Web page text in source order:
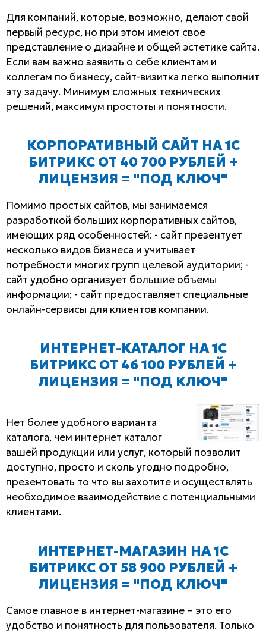
Для компаний, которые, возможно, делают свой
первый ресурс, но при этом имеют свое
представление о дизайне и общей эстетике сайта.
Если вам важно заявить о себе клиентам и
коллегам по бизнесу, сайт-визитка легко выполнит
эту задачу. Минимум сложных технических
решений, максимум простоты и понятности.
КОРПОРАТИВНЫЙ САЙТ НА 1С
БИТРИКС ОТ 40 700 РУБЛЕЙ +
ЛИЦЕНЗИЯ = "ПОД КЛЮЧ"
Помимо простых сайтов, мы занимаемся
разработкой больших корпоративных сайтов,
имеющих ряд особенностей: - сайт презентует
несколько видов бизнеса и учитывает
потребности многих групп целевой аудитории; -
сайт удобно организует большие объемы
информации; - сайт предоставляет специальные
онлайн-сервисы для клиентов компании.
ИНТЕРНЕТ-КАТАЛОГ НА 1С
БИТРИКС ОТ 46 100 РУБЛЕЙ +
ЛИЦЕНЗИЯ = "ПОД КЛЮЧ"
Нет более удобного варианта
каталога, чем интернет каталог
вашей продукции или услуг, который позволит
доступно, просто и сколь угодно подробно,
презентовать то что вы захотите и осуществлять
необходимое взаимодействие с потенциальными
клиентами.
ИНТЕРНЕТ-МАГАЗИН НА 1С
БИТРИКС ОТ 58 900 РУБЛЕЙ +
ЛИЦЕНЗИЯ = "ПОД КЛЮЧ"
Самое главное в интернет-магазине – это его
удобство и понятность для пользователя. Только